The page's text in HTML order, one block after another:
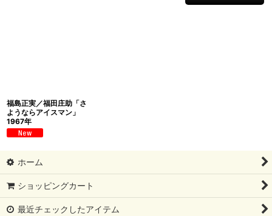
福島正実／福田庄助「さ
ようならアイスマン」
1967年
ホーム
ショッピングカート
最近チェックしたアイテム